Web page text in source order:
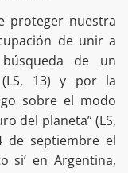
proteger nuestra
de unir a
de un
(LS, 13) y por la
sobre el modo
del planeta” (LS,
de septiembre el
si’ en Argentina,